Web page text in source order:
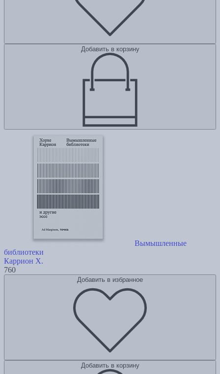
Добавить в корзину
Вымышленные
библиотеки
Каррион Х.
760
Добавить в избранное
Добавить в корзину